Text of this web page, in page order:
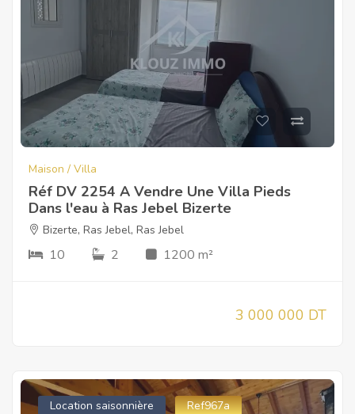
Maison / Villa
Réf DV 2254 A Vendre Une Villa Pieds
Dans l'eau à Ras Jebel Bizerte
Bizerte, Ras Jebel, Ras Jebel
10 2 1200 m²
3 000 000 DT
Location saisonnière Ref967a